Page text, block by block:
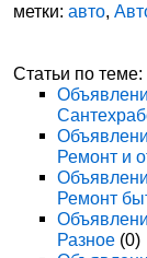
метки:авто,
Статьи по теме:
Ремонт и
Ремонт
Разное (0)